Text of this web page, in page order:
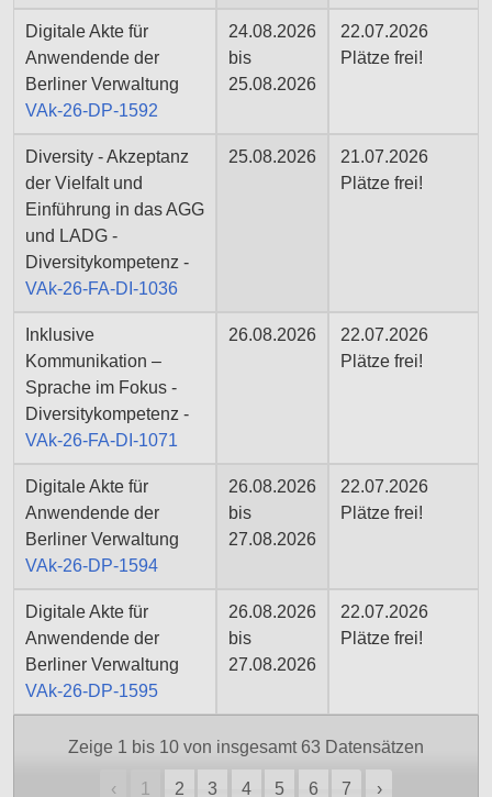
Digitale Akte für
Anwendende der
Berliner Verwaltung
VAk-26-DP-1592
24.08.2026
bis
25.08.2026
22.07.2026
Plätze frei!
Diversity - Akzeptanz
der Vielfalt und
Einführung in das AGG
und LADG -
Diversitykompetenz -
VAk-26-FA-DI-1036
25.08.2026
21.07.2026
Plätze frei!
Inklusive
Kommunikation –
Sprache im Fokus -
Diversitykompetenz -
VAk-26-FA-DI-1071
26.08.2026
22.07.2026
Plätze frei!
Digitale Akte für
Anwendende der
Berliner Verwaltung
VAk-26-DP-1594
26.08.2026
bis
27.08.2026
22.07.2026
Plätze frei!
Digitale Akte für
Anwendende der
Berliner Verwaltung
VAk-26-DP-1595
26.08.2026
bis
27.08.2026
22.07.2026
Plätze frei!
Zeige 1 bis 10 von insgesamt 63 Datensätzen
‹ 1 2 3 4 5 6 7 ›
Informationen